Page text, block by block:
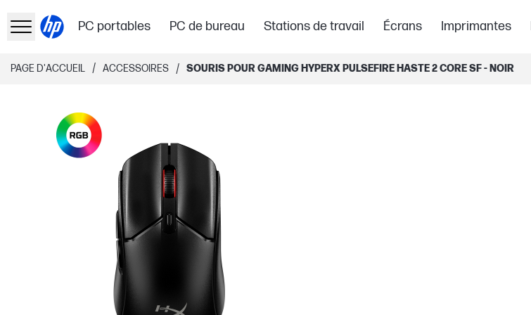
PC portables PC de bureau Stations de travail Écrans Imprimantes
PAGE D'ACCUEIL / ACCESSOIRES / SOURIS POUR GAMING HYPERX PULSEFIRE HASTE 2 CORE SF - NOIR